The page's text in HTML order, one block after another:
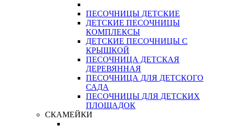
ПЕСОЧНИЦЫ ДЕТСКИЕ
ДЕТСКИЕ ПЕСОЧНИЦЫ
КОМПЛЕКСЫ
ДЕТСКИЕ ПЕСОЧНИЦЫ С
КРЫШКОЙ
ПЕСОЧНИЦА ДЕТСКАЯ
ДЕРЕВЯННАЯ
ПЕСОЧНИЦА ДЛЯ ДЕТСКОГО
САДА
ПЕСОЧНИЦЫ ДЛЯ ДЕТСКИХ
ПЛОЩАДОК
СКАМЕЙКИ